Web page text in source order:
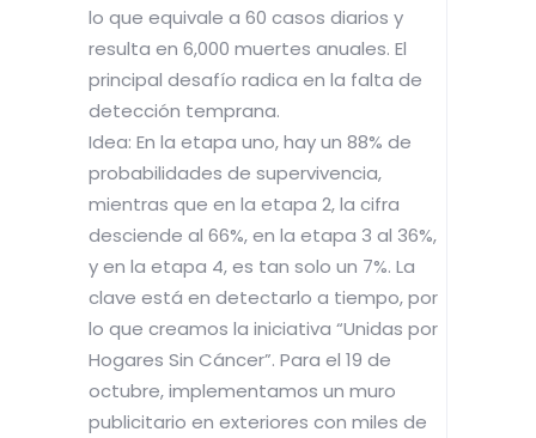
lo que equivale a 60 casos diarios y
resulta en 6,000 muertes anuales. El
principal desafío radica en la falta de
detección temprana.
Idea: En la etapa uno, hay un 88% de
probabilidades de supervivencia,
mientras que en la etapa 2, la cifra
desciende al 66%, en la etapa 3 al 36%,
y en la etapa 4, es tan solo un 7%. La
clave está en detectarlo a tiempo, por
lo que creamos la iniciativa “Unidas por
Hogares Sin Cáncer”. Para el 19 de
octubre, implementamos un muro
publicitario en exteriores con miles de